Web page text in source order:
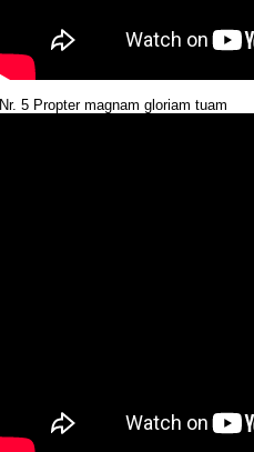
Nr. 5 Propter magnam gloriam tuam